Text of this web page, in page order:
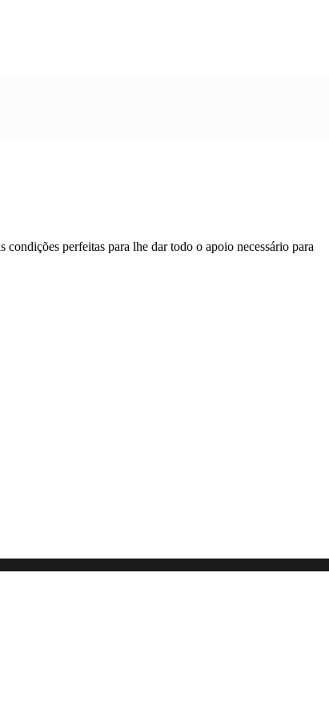
perfeitas para lhe dar todo o apoio necessário para